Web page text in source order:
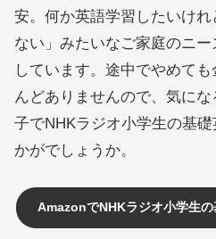
安。何か英語学習したいけれ
ない」みたいなご家庭のニ
しています。途中でやめて
んどありませんので、気に
子でNHKラジオ小学生の基
かがでしょうか。
AmazonでNHKラジオ小学生